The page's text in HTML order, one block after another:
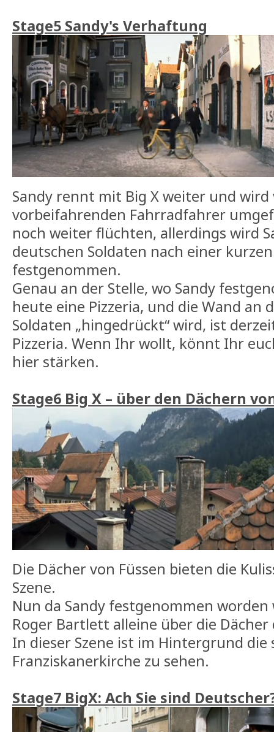
Stage5 Sandy's Verhaftung
Sandy rennt mit Big X weiter und
vorbeifahrenden Fahrradfahrer
noch weiter flüchten, allerdings wird
deutschen Soldaten nach einer
festgenommen.
Genau an der Stelle, wo Sandy
heute eine Pizzeria, und die Wand an
Soldaten „hingedrückt“ wird, ist
Pizzeria. Wenn Ihr wollt, könnt Ihr
hier stärken.
Stage6 Big X – über den Dächern
Die Dächer von Füssen bieten die
Szene.
Nun da Sandy festgenommen
Roger Bartlett alleine über die Dächer
In dieser Szene ist im Hintergrund die
Franziskanerkirche zu sehen.
Stage7 BigX: Ach Sie sind